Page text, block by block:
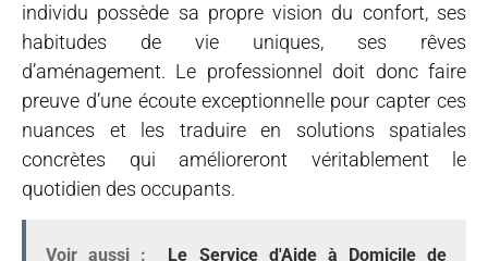
individu possède sa propre vision du confort, ses
habitudes de vie uniques, ses rêves
d’aménagement. Le professionnel doit donc faire
preuve d’une écoute exceptionnelle pour capter ces
nuances et les traduire en solutions spatiales
concrètes qui amélioreront véritablement le
quotidien des occupants.
Voir aussi : Le Service d'Aide à Domicile de